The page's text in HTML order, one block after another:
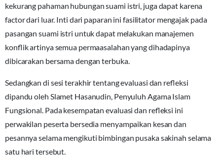
kekurang pahaman hubungan suami istri, juga dapat karena
factor dari luar. Inti dari paparan ini fasilitator mengajak pada
pasangan suami istri untuk dapat melakukan manajemen
konflik artinya semua permaasalahan yang dihadapinya
dibicarakan bersama dengan terbuka.
Sedangkan di sesi terakhir tentang evaluasi dan refleksi
dipandu oleh Slamet Hasanudin, Penyuluh Agama Islam
Fungsional. Pada kesempatan evaluasi dan refleksi ini
perwakilan peserta bersedia menyampaikan kesan dan
pesannya selama mengikuti bimbingan pusaka sakinah selama
satu hari tersebut.